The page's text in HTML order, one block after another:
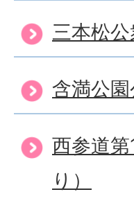
三本松
含満公
西参道
り）